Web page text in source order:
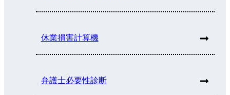
休業損害計算機
弁護士必要性診断